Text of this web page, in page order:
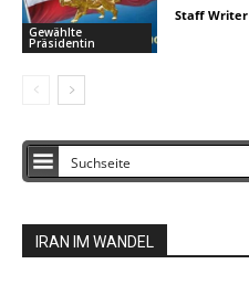
Gewählte
Präsidentin
Staff Writer
IRAN IM WANDEL